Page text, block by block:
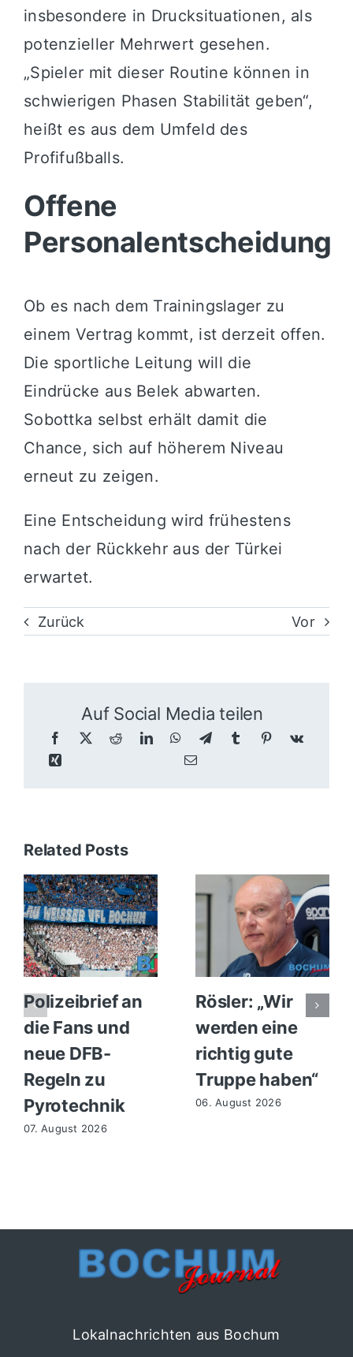
insbesondere in Drucksituationen, als
potenzieller Mehrwert gesehen.
„Spieler mit dieser Routine können in
schwierigen Phasen Stabilität geben“,
heißt es aus dem Umfeld des
Profifußballs.
Offene
Personalentscheidung
Ob es nach dem Trainingslager zu
einem Vertrag kommt, ist derzeit offen.
Die sportliche Leitung will die
Eindrücke aus Belek abwarten.
Sobottka selbst erhält damit die
Chance, sich auf höherem Niveau
erneut zu zeigen.
Eine Entscheidung wird frühestens
nach der Rückkehr aus der Türkei
erwartet.
Zurück Vor
Auf Social Media teilen
Related Posts
Polizeibrief an
die Fans und
neue DFB-
Regeln zu
Pyrotechnik
07. August 2026
Rösler: „Wir
werden eine
richtig gute
Truppe haben“
06. August 2026
Lokalnachrichten aus Bochum